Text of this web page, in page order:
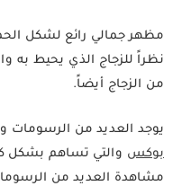
مظهر جمالي رائع لشكل
نظراً للزجاج الذي يحيط به
من الزجاج أيضاً.
يوجد العديد من الرسومات
بوكس والتي تساهم بشكل
مشاهدة العديد من الرسومات